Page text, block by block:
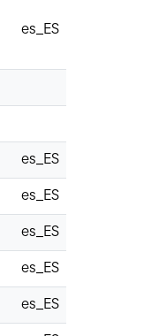
es_ES
es_ES
es_ES
es_ES
es_ES
es_ES